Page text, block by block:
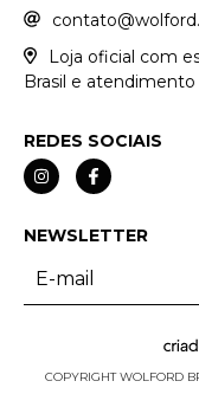
Loja oficial com
Brasil e atendimento
REDES SOCIAIS
NEWSLETTER
COPYRIGHT WOLFORD